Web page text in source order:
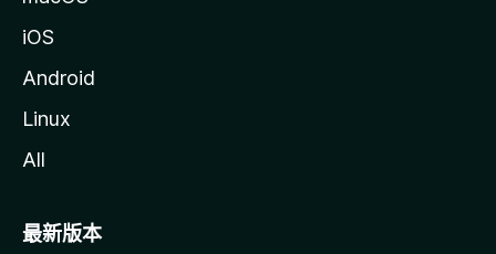
iOS
Android
Linux
All
最新版本